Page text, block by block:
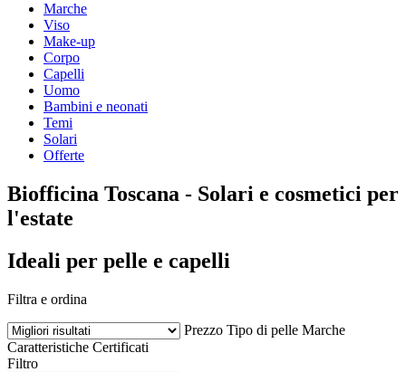
Marche
Viso
Make-up
Corpo
Capelli
Uomo
Bambini e neonati
Temi
Solari
Offerte
Biofficina Toscana - Solari e cosmetici per
l'estate
Ideali per pelle e capelli
Filtra e ordina
Prezzo Tipo di pelle Marche
Caratteristiche Certificati
Filtro